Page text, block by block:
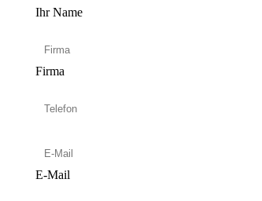
Ihr Name
Firma
E-Mail